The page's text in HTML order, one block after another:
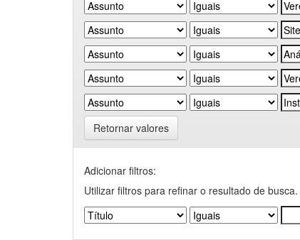
Retornar valores
Adicionar filtros:
Utilizar filtros para refinar o resultado de busca.